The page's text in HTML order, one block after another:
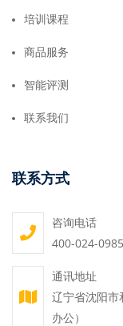
培训课程
商品服务
智能评测
联系我们
联系方式
咨询电话
400-024-0985
通讯地址
辽宁省沈阳
办公）